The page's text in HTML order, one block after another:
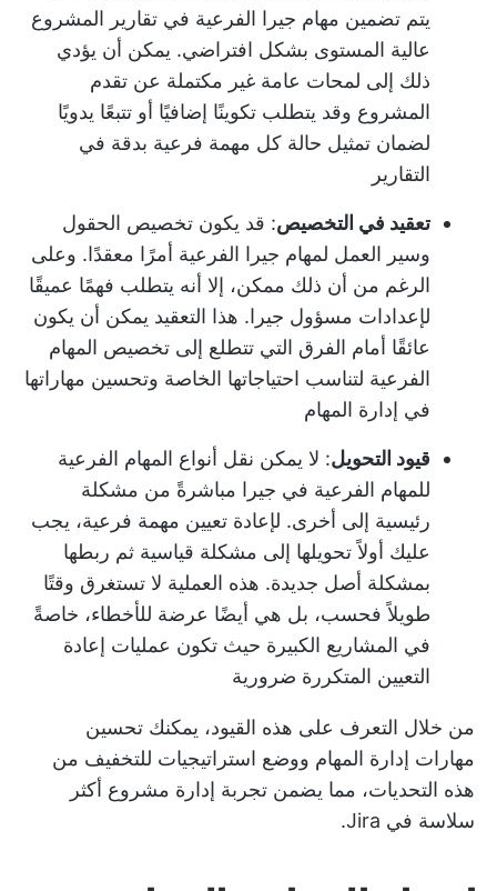
يتم تضمين مهام جيرا الفرعية في تقارير المشروع
عالية المستوى بشكل افتراضي. يمكن أن يؤدي
ذلك إلى لمحات عامة غير مكتملة عن تقدم
المشروع وقد يتطلب تكوينًا إضافيًا أو تتبعًا يدويًا
لضمان تمثيل حالة كل مهمة فرعية بدقة في
التقارير
تعقيد في التخصيص: قد يكون تخصيص الحقول
وسير العمل لمهام جيرا الفرعية أمرًا معقدًا. وعلى
الرغم من أن ذلك ممكن، إلا أنه يتطلب فهمًا عميقًا
لإعدادات مسؤول جيرا. هذا التعقيد يمكن أن يكون
عائقًا أمام الفرق التي تتطلع إلى تخصيص المهام
الفرعية لتناسب احتياجاتها الخاصة وتحسين مهاراتها
في إدارة المهام
قيود التحويل: لا يمكن نقل أنواع المهام الفرعية
للمهام الفرعية في جيرا مباشرةً من مشكلة
رئيسية إلى أخرى. لإعادة تعيين مهمة فرعية، يجب
عليك أولاً تحويلها إلى مشكلة قياسية ثم ربطها
بمشكلة أصل جديدة. هذه العملية لا تستغرق وقتًا
طويلاً فحسب، بل هي أيضًا عرضة للأخطاء، خاصةً
في المشاريع الكبيرة حيث تكون عمليات إعادة
التعيين المتكررة ضرورية
من خلال التعرف على هذه القيود، يمكنك تحسين
مهارات إدارة المهام ووضع استراتيجيات للتخفيف من
هذه التحديات، مما يضمن تجربة إدارة مشروع أكثر
سلاسة في Jira.